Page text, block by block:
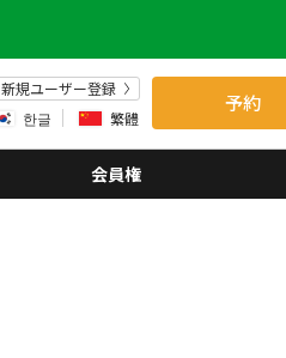
新規ユーザー登録
한글 繁體
予約
会員権